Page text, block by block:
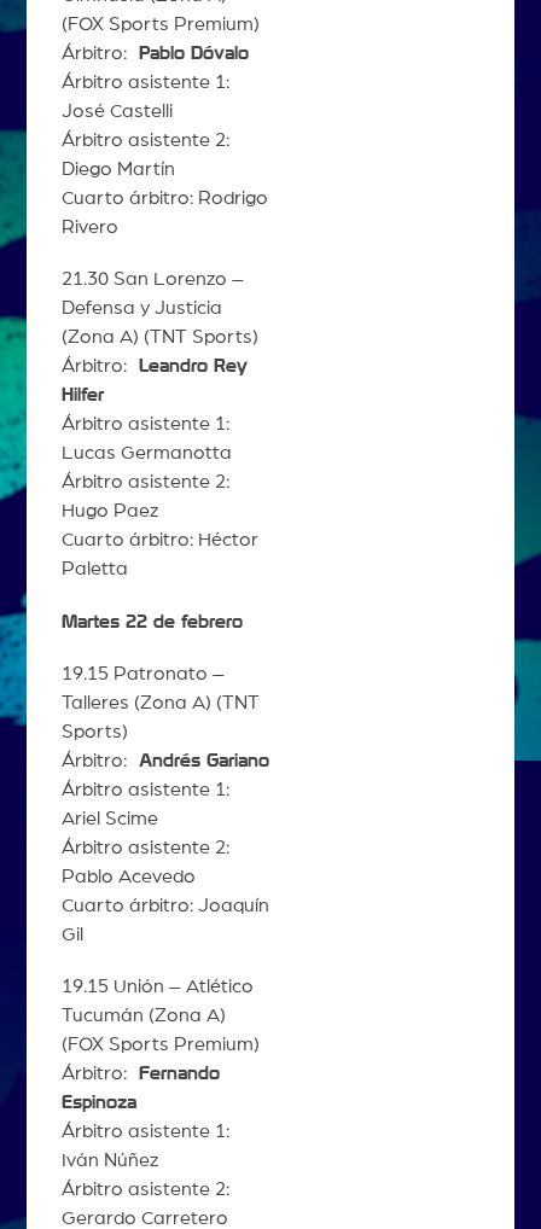
(FOX Sports Premium)
Árbitro:
Pablo Dóvalo
Árbitro asistente 1:
José Castelli
Árbitro asistente 2:
Diego Martín
Cuarto árbitro: Rodrigo
Rivero
21.30 San Lorenzo –
Defensa y Justicia
(Zona A) (TNT Sports)
Árbitro: Leandro Rey
Hilfer
Árbitro asistente 1:
Lucas Germanotta
Árbitro asistente 2:
Hugo Paez
Cuarto árbitro: Héctor
Paletta
Martes 22 de febrero
19.15 Patronato –
Talleres (Zona A) (TNT
Sports)
Árbitro: Andrés Gariano
Árbitro asistente 1:
Ariel Scime
Árbitro asistente 2:
Pablo Acevedo
Cuarto árbitro: Joaquín
Gil
19.15 Unión – Atlético
Tucumán (Zona A)
(FOX Sports Premium)
Árbitro: Fernando
Espinoza
Árbitro asistente 1:
Iván Núñez
Árbitro asistente 2:
Gerardo Carretero